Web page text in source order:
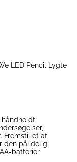
LED Pencil Lygte
håndholdt
Fremstillet af
den pålidelig,
batterier.